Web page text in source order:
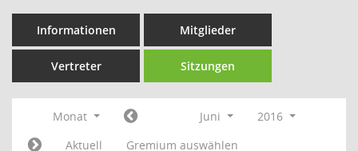
Informationen Mitglieder
Vertreter Sitzungen
Monat Juni
2016
Aktuell
Gremium auswählen